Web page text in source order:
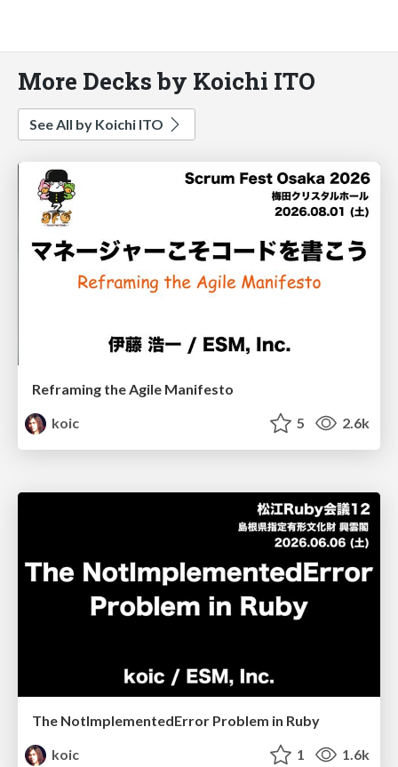
More Decks by Koichi ITO
See All by Koichi ITO
Reframing the Agile Manifesto
koic
5 2.6k
The NotImplementedError Problem in Ruby
koic
1 1.6k